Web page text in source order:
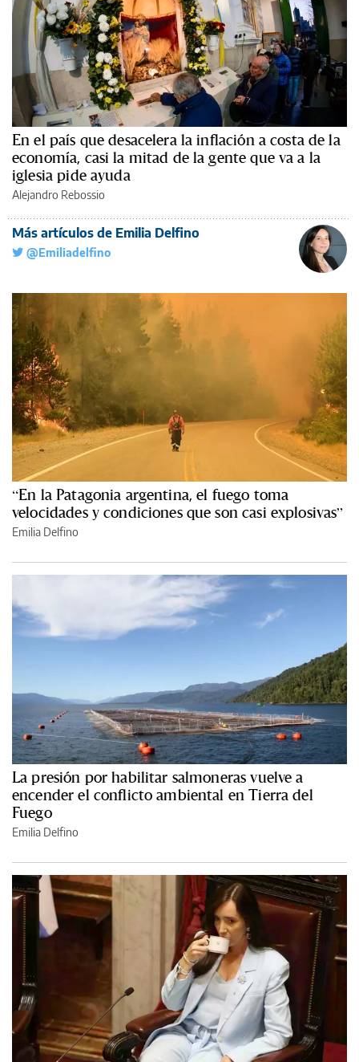
En el país que desacelera la inflación a costa de la
economía, casi la mitad de la gente que va a la
iglesia pide ayuda
Alejandro Rebossio
Más artículos de Emilia Delfino
@Emiliadelfino
“En la Patagonia argentina, el fuego toma
velocidades y condiciones que son casi explosivas”
Emilia Delfino
La presión por habilitar salmoneras vuelve a
encender el conflicto ambiental en Tierra del
Fuego
Emilia Delfino